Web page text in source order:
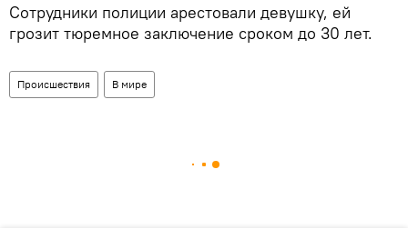
Сотрудники полиции арестовали девушку, ей
грозит тюремное заключение сроком до 30 лет.
Происшествия В мире